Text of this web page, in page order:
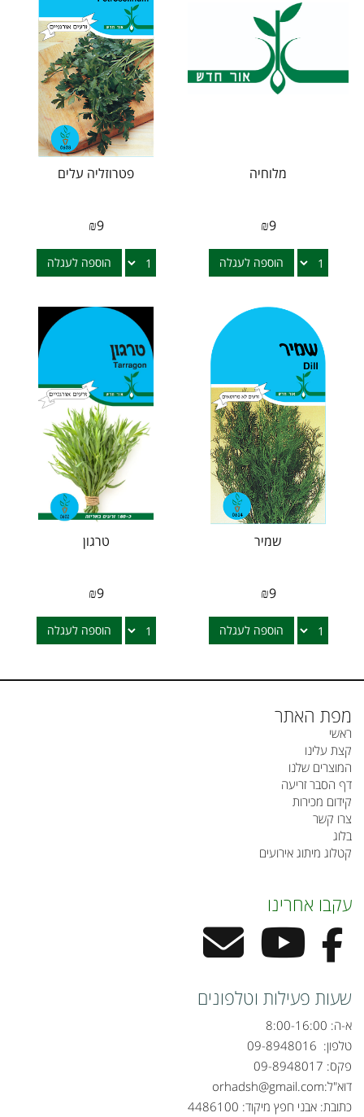
מלוחיה
₪9
הוספה לעגלה
פטרוזליה עלים
₪9
הוספה לעגלה
שמיר
₪9
הוספה לעגלה
טרגון
₪9
הוספה לעגלה
מפת האתר
ראשי
קצת עלינו
המוצרים שלנו
דף הסבר זריעה
קידום מכירות
צרו קשר
בלוג
קטלוג מיתוג אירועים
עקבו אחרינו
שעות פעילות וטלפונים
א-ה: 8:00-16:00
טלפון:
פקס: 09-8948017
דוא"ל:orhadsh@gmail.com
כתובת: אבני חפץ מיקוד: 4486100